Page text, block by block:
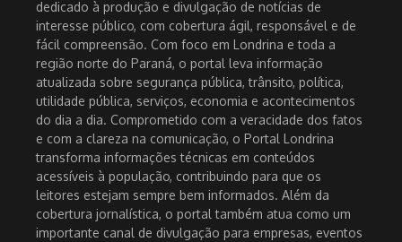
dedicado à produção e divulgação de notícias de
interesse público, com cobertura ágil, responsável e de
fácil compreensão. Com foco em Londrina e toda a
região norte do Paraná, o portal leva informação
atualizada sobre segurança pública, trânsito, política,
utilidade pública, serviços, economia e acontecimentos
do dia a dia. Comprometido com a veracidade dos fatos
e com a clareza na comunicação, o Portal Londrina
transforma informações técnicas em conteúdos
acessíveis à população, contribuindo para que os
leitores estejam sempre bem informados. Além da
cobertura jornalística, o portal também atua como um
importante canal de divulgação para empresas, eventos